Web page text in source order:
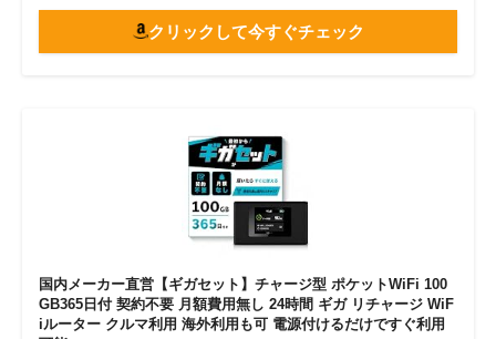
クリックして今すぐチェック
国内メーカー直営【ギガセット】チャージ型 ポケットWiFi 100
GB365日付 契約不要 月額費用無し 24時間 ギガ リチャージ WiF
iルーター クルマ利用 海外利用も可 電源付けるだけですぐ利用